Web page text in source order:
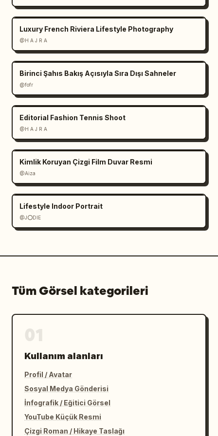
      "background": "Sıcak yukarıdan
aydınlatmalı uzak palmiye ağaçları"
    }
  }
}
Luxury French Riviera Lifestyle Photography
@H A J R A
Birinci Şahıs Bakış Açısıyla Sıra Dışı Sahneler
@fofr
Editorial Fashion Tennis Shoot
@H A J R A
Kimlik Koruyan Çizgi Film Duvar Resmi
@Aiza
Lifestyle Indoor Portrait
@J⭕DIE
Tüm Görsel kategorileri
Kullanım alanları
Profil / Avatar
Sosyal Medya Gönderisi
İnfografik / Eğitici Görsel
YouTube Küçük Resmi
Çizgi Roman / Hikaye Taslağı